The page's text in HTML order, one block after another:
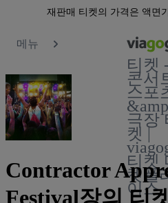
재판매 티켓의 가격은 액면
메뉴
티켓 -
콘서
스포
극장
켓 |
티켓
켓플
이스
Contractor
Festival장의 티